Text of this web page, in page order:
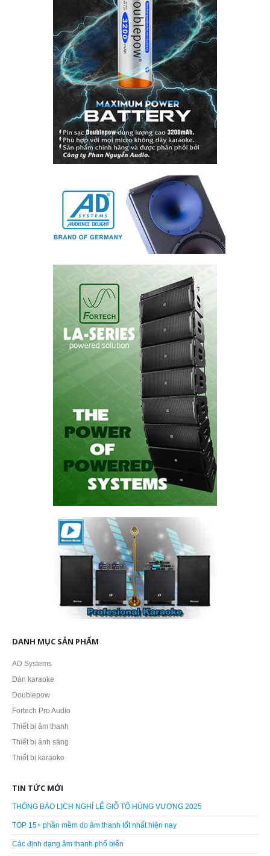
DANH MỤC SẢN PHẨM
AD Systems
Dàn karaoke
Doublepow
Fortech Pro Audio
Thiết bị âm thanh
Thiết bị ánh sáng
Thiết bị karaoke
TIN TỨC MỚI
THÔNG BÁO LỊCH NGHỈ LỄ GIỖ TỔ HÙNG VƯƠNG 2025
TOP 15+ phần mềm do âm thanh tốt nhất hiện nay
Các định dạng âm thanh phổ biến